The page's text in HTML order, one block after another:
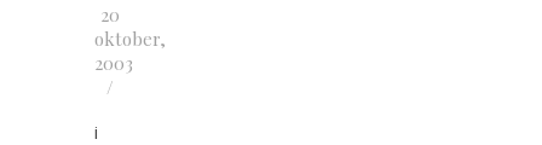
20
oktober,
2003
/
i